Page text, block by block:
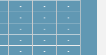
- - -
- - -
- - -
- - -
- - -